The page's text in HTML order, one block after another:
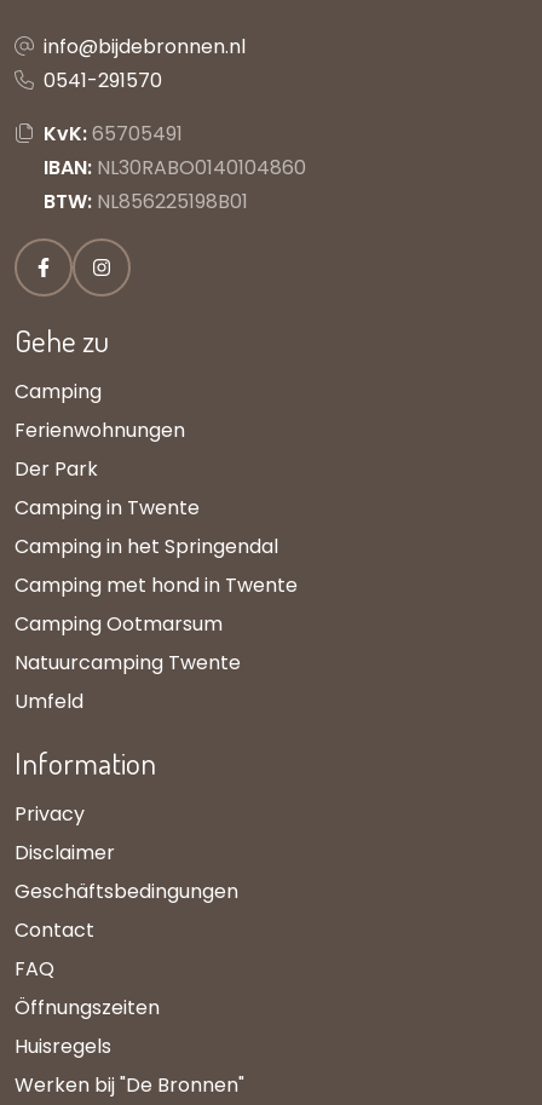
info@bijdebronnen.nl
0541-291570
KvK:65705491
IBAN: NL30RABO0140104860
BTW: NL856225198B01
Gehe zu
Camping
Ferienwohnungen
Der Park
Camping in Twente
Camping in het Springendal
Camping met hond in Twente
Camping Ootmarsum
Natuurcamping Twente
Umfeld
Information
Privacy
Disclaimer
Geschäftsbedingungen
Contact
FAQ
Öffnungszeiten
Huisregels
Werken bij "De Bronnen"